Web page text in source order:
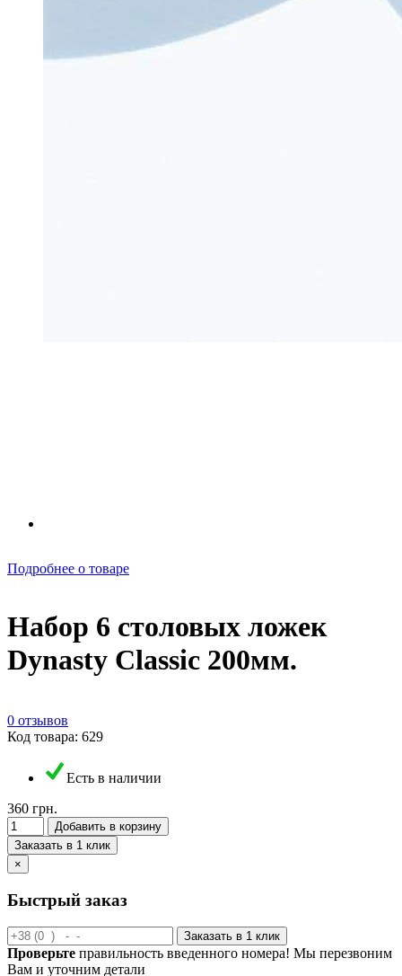
Подробнее о товаре
Набор 6 столовых ложек
Dynasty Classic 200мм.
0 отзывов
Код товара: 629
Есть в наличии
360 грн.
Добавить в корзину
Заказать в 1 клик
×
Быстрый заказ
Заказать в 1 клик
Проверьте правильность введенного номера! Мы перезвоним
Вам и уточним детали